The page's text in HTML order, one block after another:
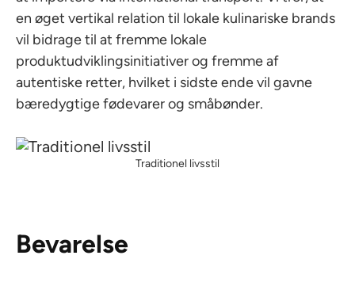
en øget vertikal relation til lokale kulinariske brands
vil bidrage til at fremme lokale
produktudviklingsinitiativer og fremme af
autentiske retter, hvilket i sidste ende vil gavne
bæredygtige fødevarer og småbønder.
Traditionel livsstil
Bevarelse